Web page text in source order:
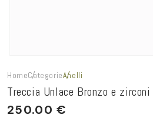
HomeCategorieAnelli
Treccia Unlace Bronzo e zirconi
250.00 €